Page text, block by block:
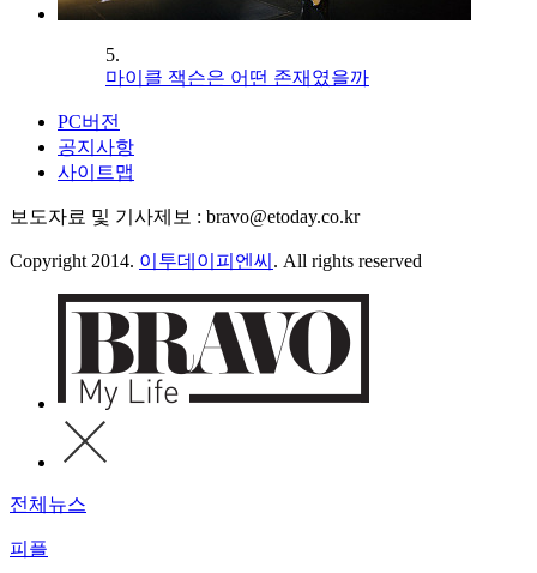
5.
마이클 잭슨은 어떤 존재였을까
PC버전
공지사항
사이트맵
보도자료 및 기사제보 : bravo@etoday.co.kr
Copyright 2014. 이투데이피엔씨 . All rights reserved
전체뉴스
피플